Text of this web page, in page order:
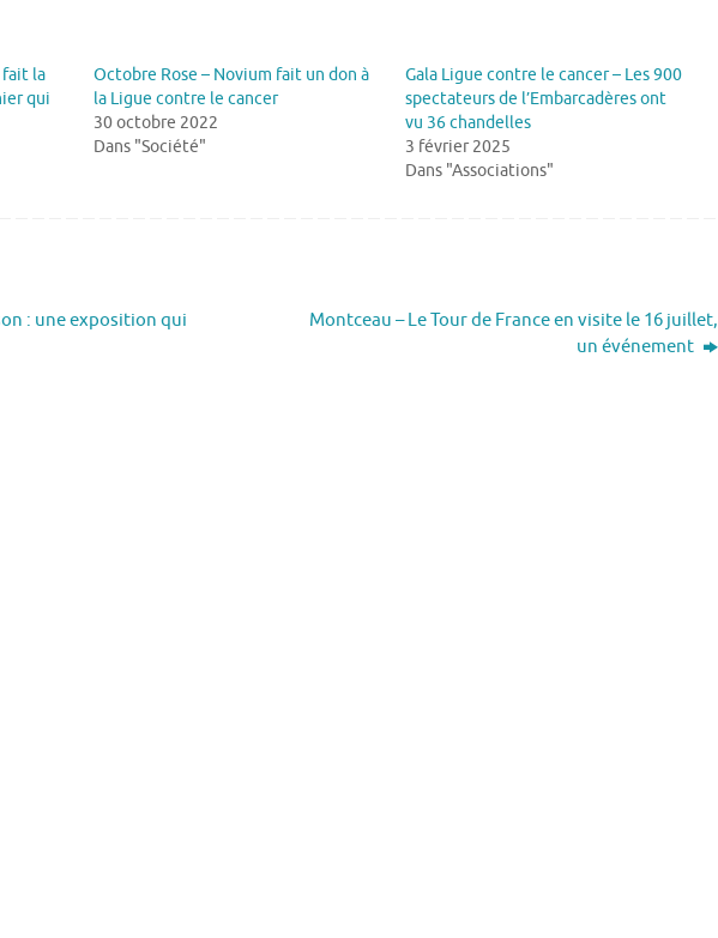
fait la
qui
Octobre Rose – Novium fait un don à
la Ligue contre le cancer
30 octobre 2022
Dans "Société"
Gala Ligue contre le cancer – Les 900
spectateurs de l’Embarcadères ont
vu 36 chandelles
3 février 2025
Dans "Associations"
: une exposition qui
Montceau – Le Tour de France en visite le 16 juillet,
un événement